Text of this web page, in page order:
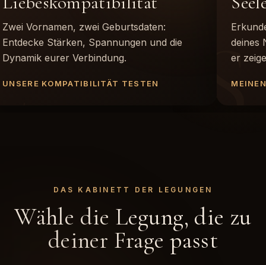
Zwei Vornamen, zwei Geburtsdaten:
Entdecke Stärken, Spannungen und die
Dynamik eurer Verbindung.
UNSERE KOMPATIBILITÄT TESTEN S
deines
er
DAS KABINETT DER LEGUNGEN
Wähle die Legung, die zu
deiner Frage passt